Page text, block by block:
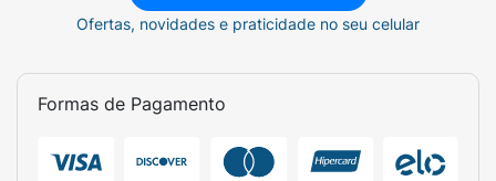
Ofertas, novidades e praticidade no seu celular
Formas de Pagamento